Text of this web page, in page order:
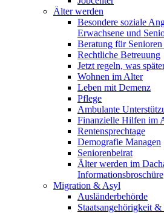
Älter werden
Besondere soziale
Erwachsene und
Beratung für
Rechtliche Betreuung
Jetzt regeln, was
Wohnen im Alter
Leben mit Demenz
Pflege
Ambulante
Finanzielle Hilfen im
Rentensprechtage
Demografie Managen
Seniorenbeirat
Älter werden im
Informationsbroschüre
Migration & Asyl
Ausländerbehörde
Staatsangehörigkeit